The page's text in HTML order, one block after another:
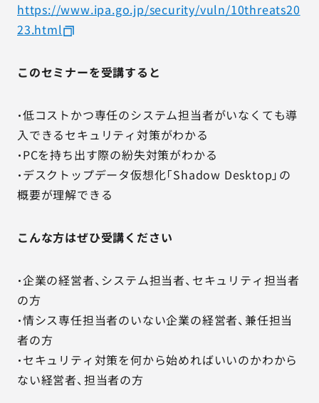
https://www.ipa.go.jp/security/vuln/10threats20
23.html
このセミナーを受講すると
・低コストかつ専任のシステム担当者がいなくても導
入できるセキュリティ対策がわかる
・PCを持ち出す際の紛失対策がわかる
・デスクトップデータ仮想化「Shadow Desktop」の
概要が理解できる
こんな方はぜひ受講ください
・企業の経営者、システム担当者、セキュリティ担当者
の方
・情シス専任担当者のいない企業の経営者、兼任担当
者の方
・セキュリティ対策を何から始めればいいのかわから
ない経営者、担当者の方